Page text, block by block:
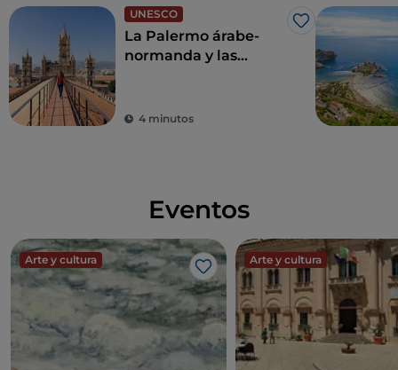
UNESCO
Me gusta
La Palermo árabe-
normanda y las
4 minutos
Eventos
Arte y cultura
Me gusta
Arte y cultura